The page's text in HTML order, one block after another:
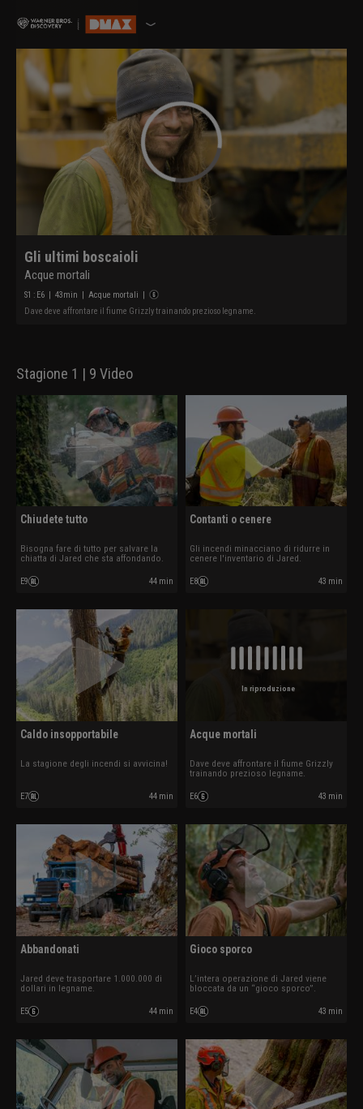
Gli ultimi boscaioli
Acque mortali
S1 : E6 | 43min | Acque mortali |
Dave deve affrontare il fiume Grizzly trainando prezioso legname.
Stagione 1 | 9 Video
Chiudete tutto
Bisogna fare di tutto per salvare la
chiatta di Jared che sta affondando.
E9 44 min
Contanti o cenere
Gli incendi minacciano di ridurre in
cenere l'inventario di Jared.
E8 43 min
Caldo insopportabile
La stagione degli incendi si avvicina!
E7 44 min
In riproduzione
Acque mortali
Dave deve affrontare il fiume Grizzly
trainando prezioso legname.
E6 43 min
Abbandonati
Jared deve trasportare 1.000.000 di
dollari in legname.
E5 44 min
Gioco sporco
L’intera operazione di Jared viene
bloccata da un “gioco sporco”.
E4 43 min